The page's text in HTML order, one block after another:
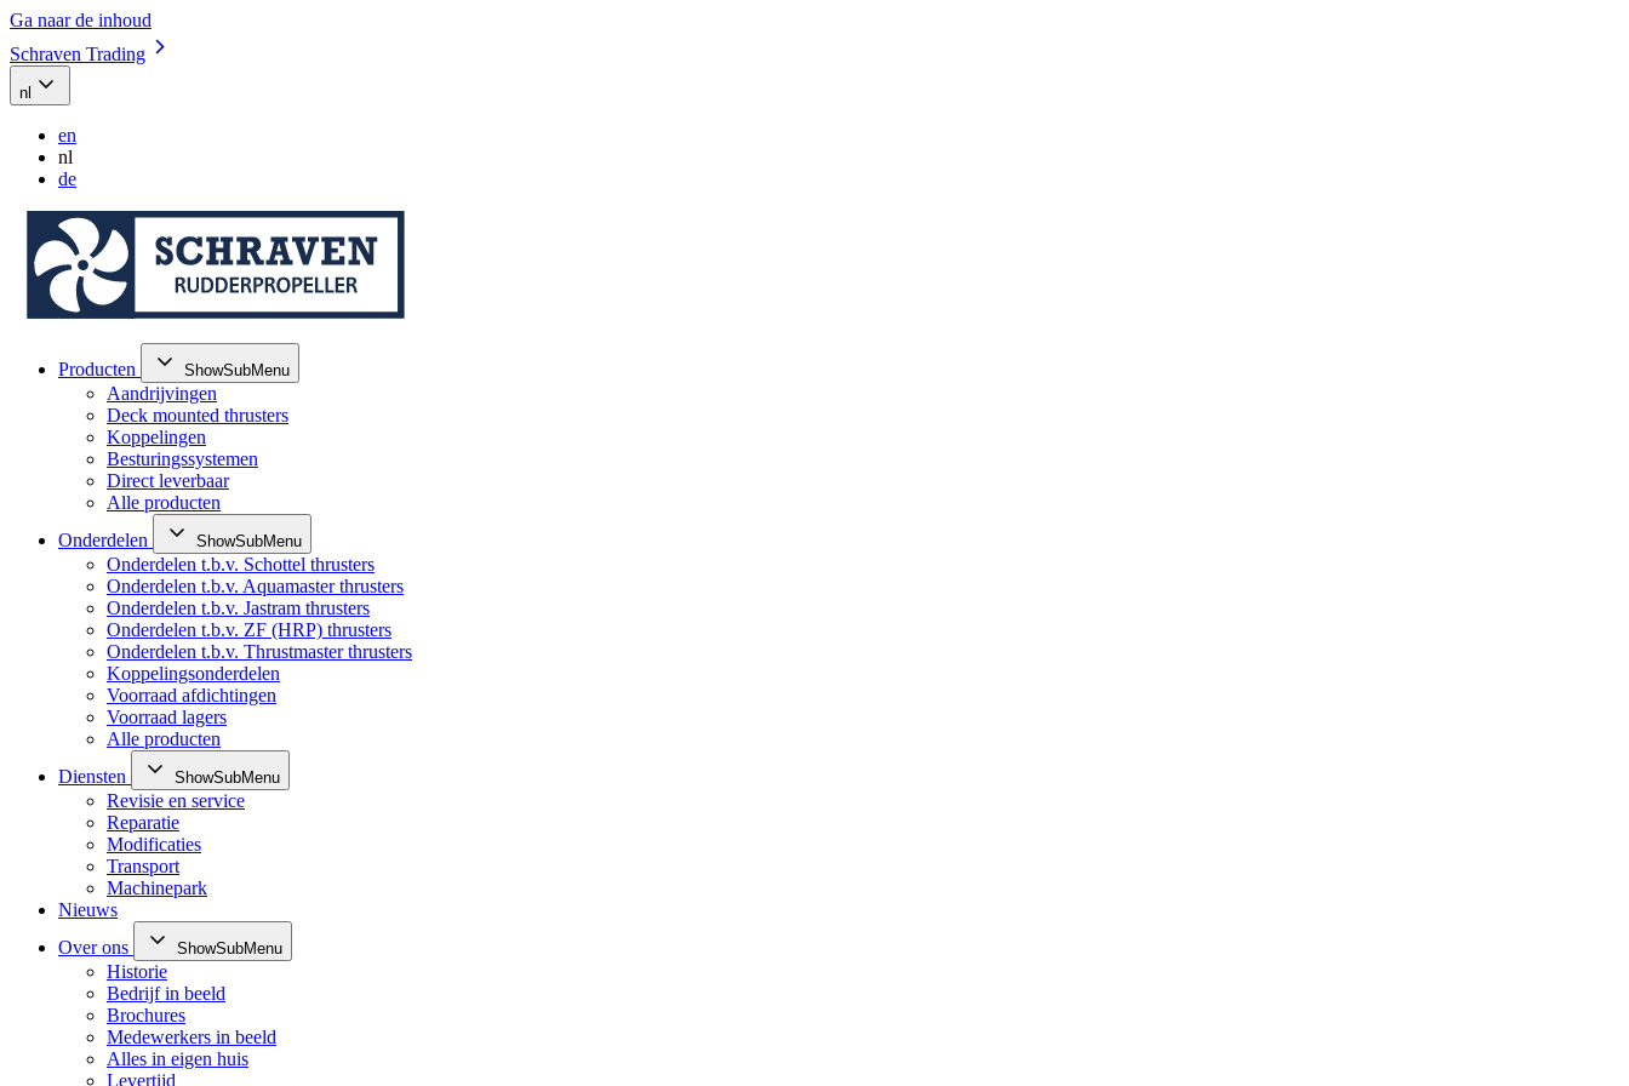
Ga naar de inhoud
Schraven Trading
nl
en
nl
de
Producten ShowSubMenu
Aandrijvingen
Deck mounted thrusters
Koppelingen
Besturingssystemen
Direct leverbaar
Alle producten
Onderdelen
ShowSubMenu
Onderdelen t.b.v. Schottel thrusters
Onderdelen t.b.v. Aquamaster thrusters
Onderdelen t.b.v. Jastram thrusters
Onderdelen t.b.v. ZF (HRP) thrusters
Onderdelen t.b.v. Thrustmaster thrusters
Koppelingsonderdelen
Voorraad afdichtingen
Voorraad lagers
Alle producten
Diensten
ShowSubMenu
Revisie en service
Reparatie
Modificaties
Transport
Machinepark
Nieuws
Over ons
ShowSubMenu
Historie
Bedrijf in beeld
Brochures
Medewerkers in beeld
Alles in eigen huis
Levertijd